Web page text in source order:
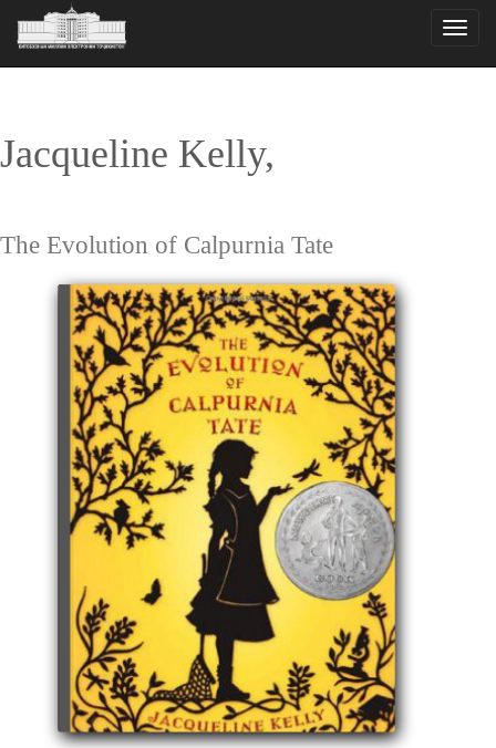
Toggle
Jacqueline Kelly,
The Evolution of Calpurnia Tate